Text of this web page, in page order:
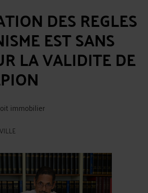
DES REGLES
EST SANS
LA VALIDITE DE
immobilier